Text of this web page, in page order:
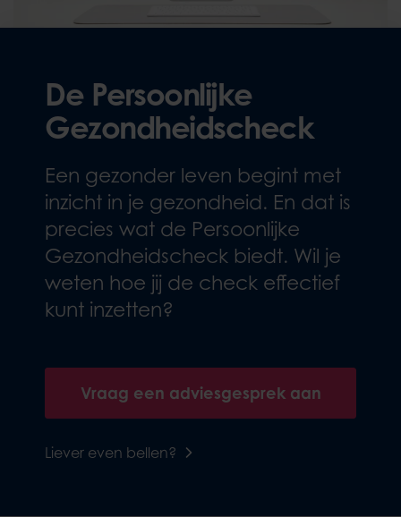
De Persoonlijke
Gezondheidscheck
Een gezonder leven begint met
inzicht in je gezondheid. En dat is
precies wat de Persoonlijke
Gezondheidscheck biedt. Wil je
weten hoe jij de check effectief
kunt inzetten?
Vraag een adviesgesprek aan
Liever even bellen?